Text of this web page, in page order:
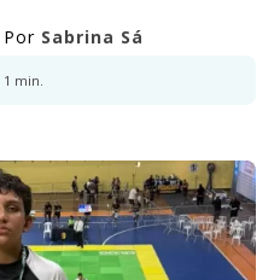
Por Sabrina Sá
1 min.